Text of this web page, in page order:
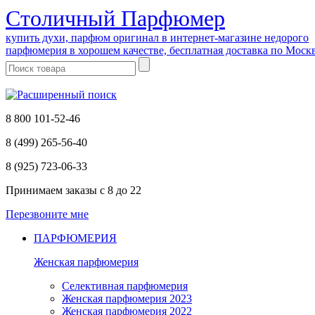
Cтоличный Парфюмер
купить духи, парфюм оригинал в интернет-магазине недорого
парфюмерия в хорошем качестве, бесплатная доставка по
8 800 101-52-46
8 (499) 265-56-40
8 (925) 723-06-33
Принимаем заказы с 8 до 22
Перезвоните мне
ПАРФЮМЕРИЯ
Женская парфюмерия
Селективная парфюмерия
Женская парфюмерия 2023
Женская парфюмерия 2022